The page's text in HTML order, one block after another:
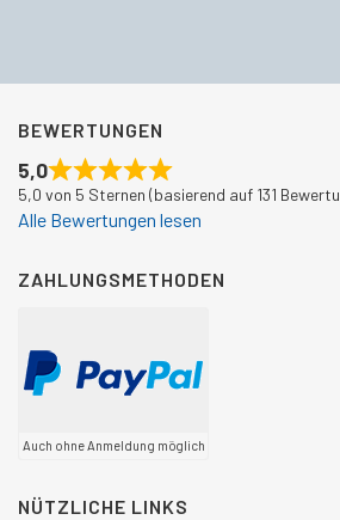
BEWERTUNGEN
5,0
5,0 von 5 Sternen (basierend auf 131
Alle Bewertungen lesen
ZAHLUNGSMETHODEN
Auch ohne Anmeldung möglich
NÜTZLICHE LINKS